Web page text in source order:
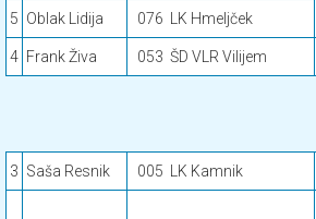
5 Oblak Lidija 076 LK Hmeljček
4 Frank Živa 053 ŠD VLR Vilijem
3 Saša Resnik 005 LK Kamnik